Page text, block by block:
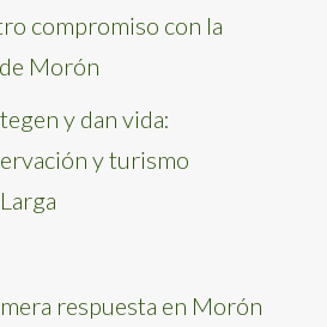
compromiso con la
Morón
y dan vida:
y turismo
respuesta en Morón